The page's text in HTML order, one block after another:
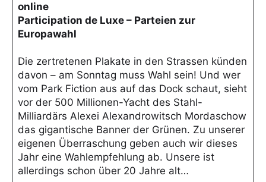
online
Participation de Luxe – Parteien zur
Europawahl
Die zertretenen Plakate in den Strassen künden
davon – am Sonntag muss Wahl sein! Und wer
vom Park Fiction aus auf das Dock schaut, sieht
vor der 500 Millionen-Yacht des Stahl-
Milliardärs Alexei Alexandrowitsch Mordaschow
das gigantische Banner der Grünen. Zu unserer
eigenen Überraschung geben auch wir dieses
Jahr eine Wahlempfehlung ab. Unsere ist
allerdings schon über 20 Jahre alt…